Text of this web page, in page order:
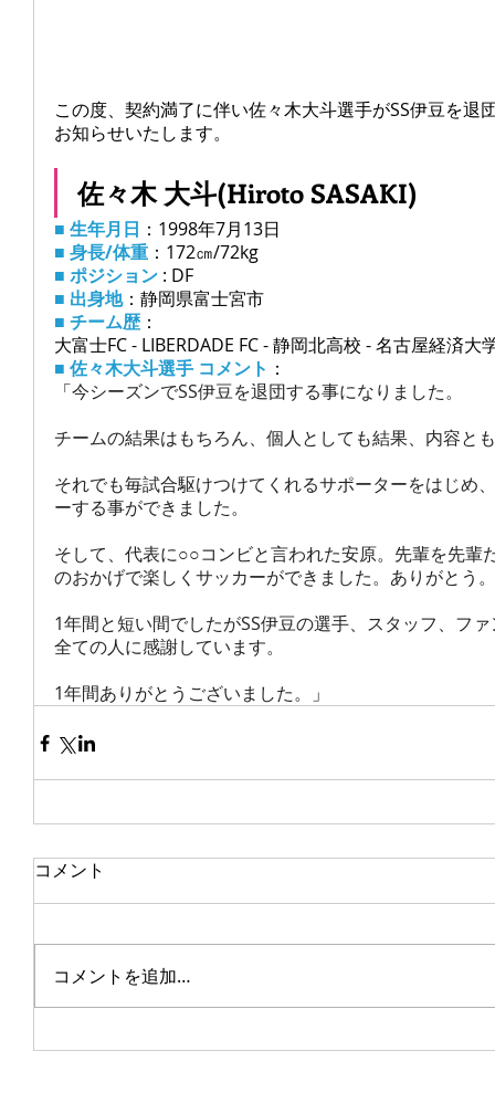
この度、契約満了に伴い佐々木大斗選手がSS伊豆を退
お知らせいたします。
佐々木 大斗(Hiroto SASAKI)
■ 生年月日 ：1998年7月13日
■ 身長/体重 ：172㎝/72kg
■ ポジション : DF
■ 出身地：静岡県富士宮市
■ チーム歴：
大富士FC - LIBERDADE FC - 静岡北高校 - 名古屋経済大
■ 佐々木大斗選手 コメント ：
「今シーズンでSS伊豆を退団する事になりました。
チームの結果はもちろん、個人としても結果、内容と
それでも毎試合駆けつけてくれるサポーターをはじめ
ーする事ができました。
そして、代表に○○コンビと言われた安原。先輩を先輩
のおかげで楽しくサッカーができました。ありがとう。
1年間と短い間でしたがSS伊豆の選手、スタッフ、フ
全ての人に感謝しています。
1年間ありがとうございました。
」
コメント
コメントを追加…